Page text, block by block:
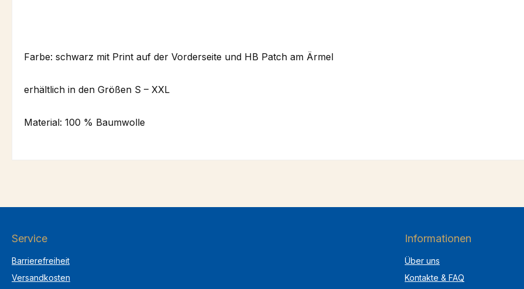
Farbe: schwarz mit Print auf der Vorderseite und HB Patch am Ärmel
erhältlich in den Größen S – XXL
Material: 100 % Baumwolle
Service
Barrierefreiheit
Versandkosten
Informationen
Über uns
Kontakte & FAQ